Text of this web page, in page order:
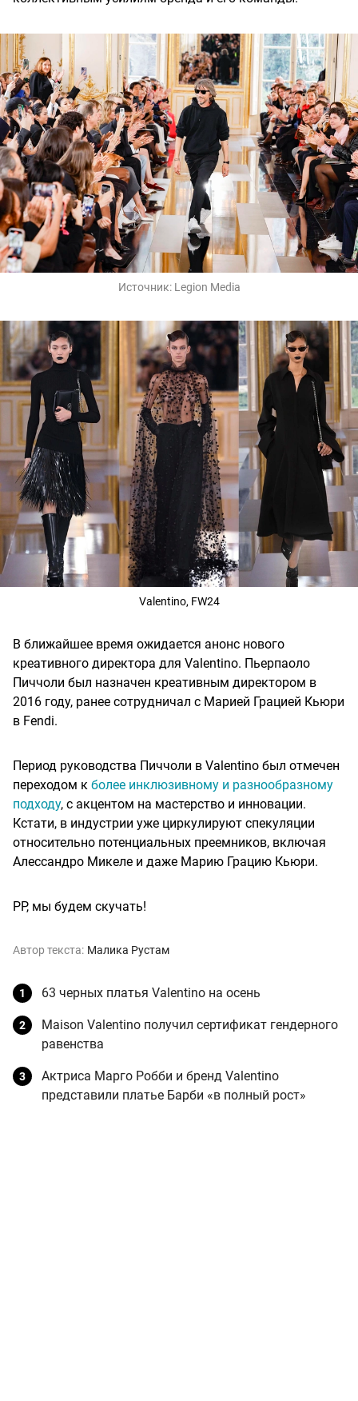
Источник: Legion Media
Valentino, FW24
В ближайшее время ожидается анонс нового
креативного директора для Valentino. Пьерпаоло
Пиччоли был назначен креативным директором в
2016 году, ранее сотрудничал с Марией Грацией Кьюри
в Fendi.
Период руководства Пиччоли в Valentino был отмечен
переходом к более инклюзивному и разнообразному
подходу, с акцентом на мастерство и инновации.
Кстати, в индустрии уже циркулируют спекуляции
относительно потенциальных преемников, включая
Алессандро Микеле и даже Марию Грацию Кьюри.
PP, мы будем скучать!
Автор текста: Малика Рустам
63 черных платья Valentino на осень
Maison Valentino получил сертификат гендерного
равенства
Актриса Марго Робби и бренд Valentino
представили платье Барби «в полный рост»